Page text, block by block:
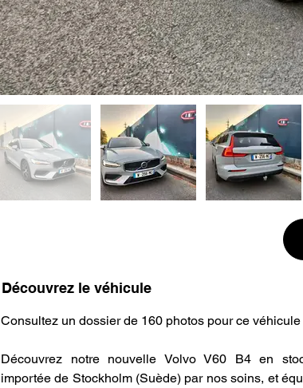
Découvrez le véhicule
Consultez un dossier de 160 photos pour ce véhicule
Découvrez notre nouvelle Volvo V60 B4 en
importée de Stockholm (Suède) par nos soins, et